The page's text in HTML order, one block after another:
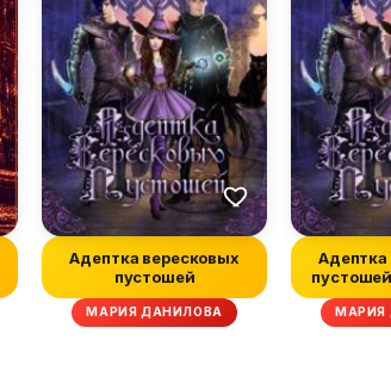
Адептка вересковых
пустошей
МАРИЯ ДАНИЛОВА
Адептка
МАРИЯ